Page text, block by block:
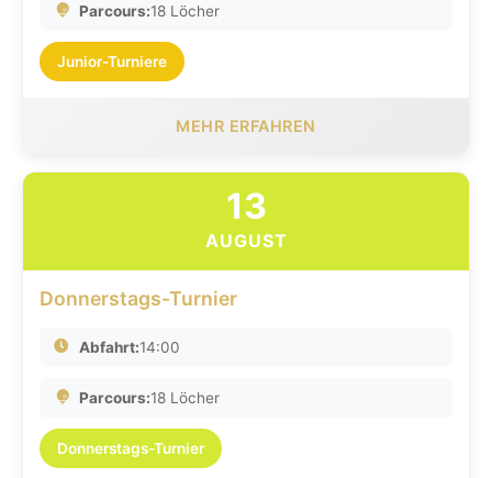
Parcours:18 Löcher
Junior-Turniere
MEHR ERFAHREN
13
AUGUST
Donnerstags-Turnier
Abfahrt:14:00
Parcours:18 Löcher
Donnerstags-Turnier